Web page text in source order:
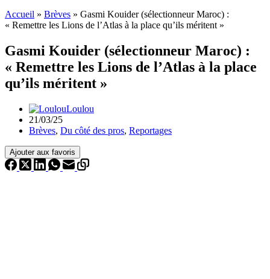
Accueil » Brèves » Gasmi Kouider (sélectionneur Maroc) :
« Remettre les Lions de l’Atlas à la place qu’ils méritent »
Gasmi Kouider (sélectionneur Maroc) :
« Remettre les Lions de l’Atlas à la place
qu’ils méritent »
Loulou
21/03/25
Brèves, Du côté des pros, Reportages
Ajouter aux favoris